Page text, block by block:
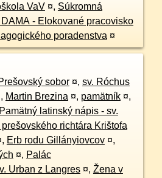
VaV ¤, Súkromná
- Elokované pracovisko
poradenstva ¤
sobor ¤, sv. Róchus
, Martin Brezina ¤, pamätník ¤,
Pamätný latinský nápis - sv.
richtára Krištofa
, Erb rodu Gillányiovcov ¤,
¤, Palác
Urban z Langres ¤, Žena v